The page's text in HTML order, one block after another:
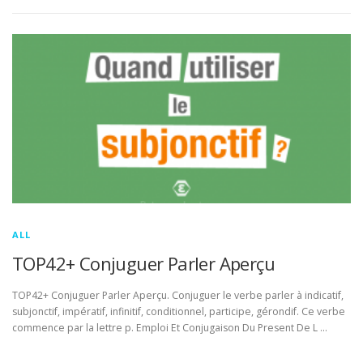
ALL
TOP42+ Conjuguer Parler Aperçu
TOP42+ Conjuguer Parler Aperçu. Conjuguer le verbe parler à indicatif,
subjonctif, impératif, infinitif, conditionnel, participe, gérondif. Ce verbe
commence par la lettre p. Emploi Et Conjugaison Du Present De L …